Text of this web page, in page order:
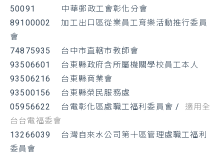
50091 中華郵政工會彰化分會
89100002 加工出口區從業員工育樂活動推行委員
會
74875935 台中市直轄市教師會
93506601 台東縣政府含所屬機關學校員工本人
93506216 台東縣商業會
93500156 台東縣榮民服務處
05956622 台電彰化區處職工福利委員會 /
適用全
台台電福委會
13266039 台灣自來水公司第十區管理處職工福利
委員會